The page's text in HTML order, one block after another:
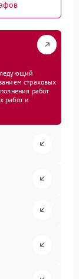
страховых
работ
работ и